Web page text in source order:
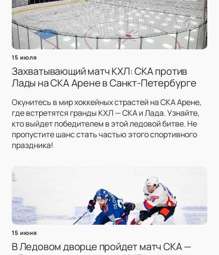
15 июля
Захватывающий матч КХЛ: СКА против
Лады на СКА Арене в Санкт-Петербурге
Окунитесь в мир хоккейных страстей на СКА Арене,
где встретятся гранды КХЛ — СКА и Лада. Узнайте,
кто выйдет победителем в этой ледовой битве. Не
пропустите шанс стать частью этого спортивного
праздника!
15 июня
В Ледовом дворце пройдет матч СКА —